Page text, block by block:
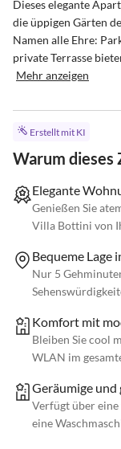
Dieses elegante
die üppigen Gärten
Namen alle Ehre:
private Terrasse
Mehr anzeigen
Erstellt mit KI
Warum dieses
Elegante
Genießen Sie
Villa Bottini von
Bequeme Lage
Nur 5
Komfort mit
Bleiben Sie cool
WLAN im
Geräumige
Verfügt über
eine